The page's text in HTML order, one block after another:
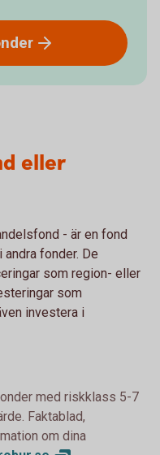
eller
- är en fond
fonder. De
som region- eller
som
investera i
med riskklass 5-7
Faktablad,
om dina